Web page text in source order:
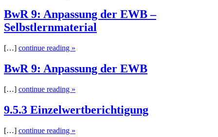
BwR 9: Anpassung der EWB –
Selbstlernmaterial
[…] continue reading »
BwR 9: Anpassung der EWB
[…] continue reading »
9.5.3 Einzelwertberichtigung
[…] continue reading »